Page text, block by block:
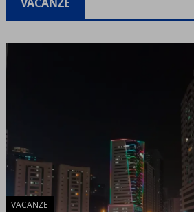
VACANZE